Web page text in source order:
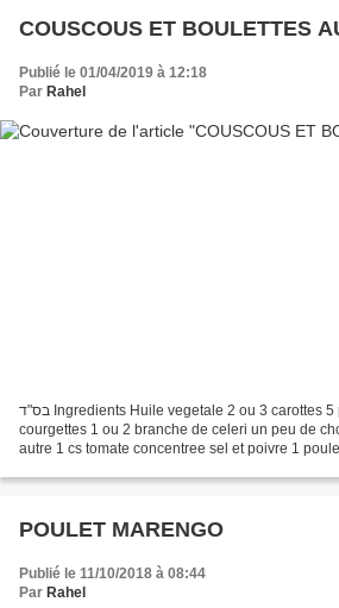
COUSCOUS ET BOULETTES
Publié le 01/04/2019 à 12:18
Par Rahel
בס"ד Ingredients Huile vegetale 2 ou 3 carottes 5 petites pdt 1 navet 1 ou 2
courgettes 1 ou 2 branche de celeri un peu de
autre 1 cs tomate concentree sel et poivre 1
POULET MARENGO
Publié le 11/10/2018 à 08:44
Par Rahel